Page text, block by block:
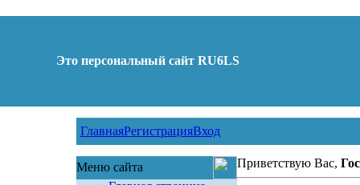
Это персональный сайт RU6LS
ГлавнаяРегистрацияВход
Меню сайта
Приветствую Вас,